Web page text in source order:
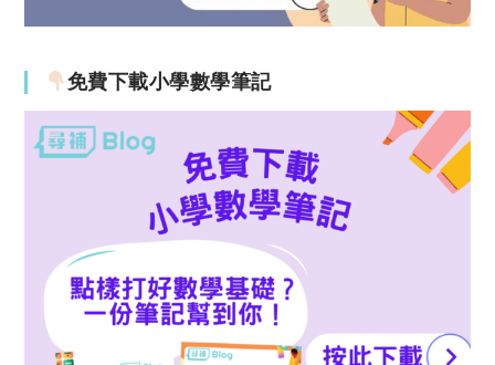
免費下載小學數學筆記